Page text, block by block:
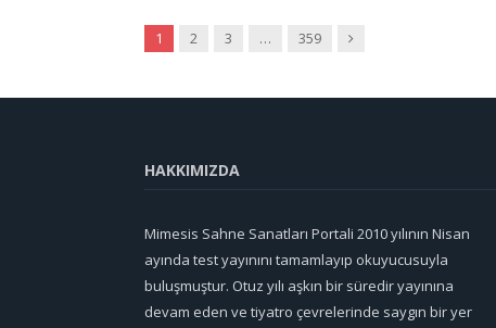
1 2 3 … 359 Sonraki
HAKKIMIZDA
Mimesis Sahne Sanatları Portali 2010 yılının Nisan
ayında test yayınını tamamlayıp okuyucusuyla
buluşmuştur. Otuz yılı aşkın bir süredir yayınına
devam eden ve tiyatro çevrelerinde saygın bir yer